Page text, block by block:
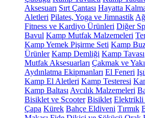
Aksesuarı Sırt Çantası Hayatta
Aletleri Pilates, Yoga ve Jimnastik
Fitness ve Kardiyo Ürünleri Diğer
Bavul Kamp Mutfak Malzemeleri
Kamp Yemek Pişirme Seti Kamp
Ürünler Kamp Demliği Kamp Tavası
Mutfak Aksesuarları Çakmak ve
Aydınlatma Ekipmanları El Feneri
Kamp El Aletleri Kamp Testeresi
Kamp Baltası Avcılık Malzemeleri
Bisiklet ve Scooter Bisiklet Elektrikli
Çapa Kürek Bahçe Eldiveni Tırmık